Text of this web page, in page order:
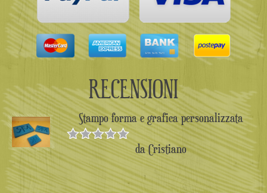
RECENSIONI
Stampo forma e grafica personalizzata
Valutato5
su 5
da Cristiano